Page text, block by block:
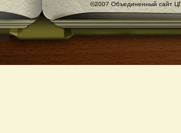
©2007 Объединенный сайт